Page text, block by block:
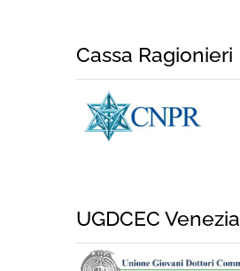
Cassa Ragionieri
UGDCEC Venezia